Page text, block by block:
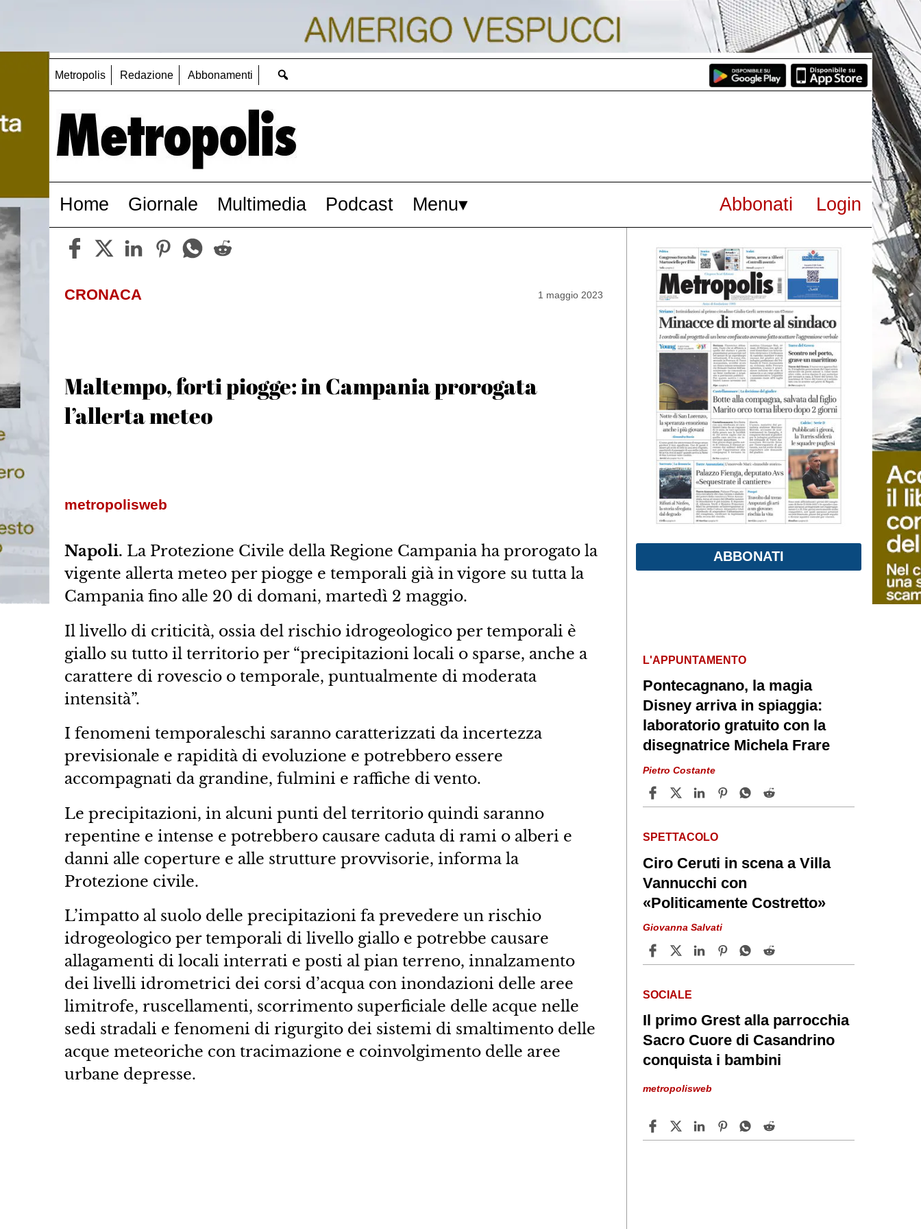
Metropolis Redazione Abbonamenti
Home Giornale Multimedia Podcast Menu Abbonati Login
CRONACA 1 maggio 2023
Maltempo, forti piogge: in Campania prorogata
l’allerta meteo
metropolisweb
Napoli. La Protezione Civile della Regione Campania ha prorogato la
vigente allerta meteo per piogge e temporali già in vigore su tutta la
Campania fino alle 20 di domani, martedì 2 maggio.
Il livello di criticità, ossia del rischio idrogeologico per temporali è
giallo su tutto il territorio per “precipitazioni locali o sparse, anche a
carattere di rovescio o temporale, puntualmente di moderata
intensità”.
I fenomeni temporaleschi saranno caratterizzati da incertezza
previsionale e rapidità di evoluzione e potrebbero essere
accompagnati da grandine, fulmini e raffiche di vento.
Le precipitazioni, in alcuni punti del territorio quindi saranno
repentine e intense e potrebbero causare caduta di rami o alberi e
danni alle coperture e alle strutture provvisorie, informa la
Protezione civile.
L’impatto al suolo delle precipitazioni fa prevedere un rischio
idrogeologico per temporali di livello giallo e potrebbe causare
allagamenti di locali interrati e posti al pian terreno, innalzamento
dei livelli idrometrici dei corsi d’acqua con inondazioni delle aree
limitrofe, ruscellamenti, scorrimento superficiale delle acque nelle
sedi stradali e fenomeni di rigurgito dei sistemi di smaltimento delle
acque meteoriche con tracimazione e coinvolgimento delle aree
urbane depresse.
ABBONATI
L'APPUNTAMENTO
Pontecagnano, la magia
Disney arriva in spiaggia:
laboratorio gratuito con la
disegnatrice Michela Frare
Pietro Costante
SPETTACOLO
Ciro Ceruti in scena a Villa
Vannucchi con
«Politicamente Costretto»
Giovanna Salvati
SOCIALE
Il primo Grest alla parrocchia
Sacro Cuore di Casandrino
conquista i bambini
metropolisweb